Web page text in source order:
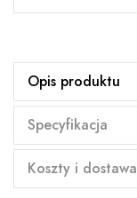
Opis produktu
Specyfikacja
Koszty i dostawa